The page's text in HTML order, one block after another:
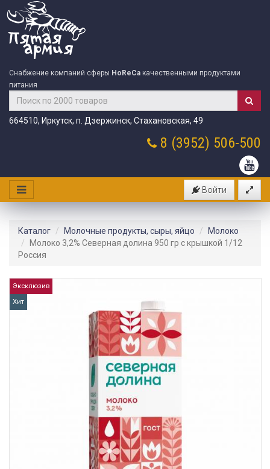
Снабжение компаний сферы HoReCa качественными продуктами
питания
664510, Иркутск, п. Дзержинск, Стахановская, 49
8 (3952) 506-500
Войти
Каталог Молочные продукты, сыры, яйцо
Молоко
Молоко 3,2% Северная долина 950 гр с крышкой 1/12
Россия
Эксклюзив
Хит